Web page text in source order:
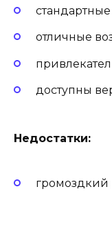
отличные
доступны
Недостатки:
громоздкий